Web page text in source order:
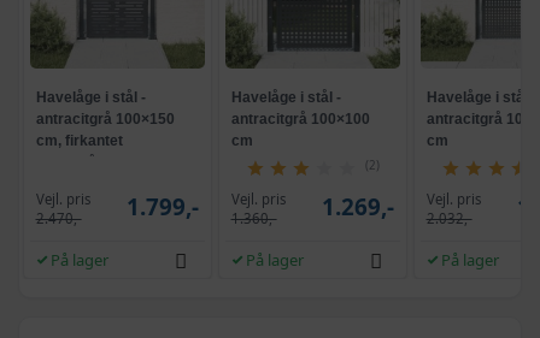
Havelåge i stål -
antracitgrå 100×150
cm, firkantet
laserskåret design
Vejl. pris
2.470,-
1.799,-
På lager
Havelåge i stål -
antracitgrå 100×100
cm
(2)
Vejl. pris
1.360,-
1.269,-
På lager
Havelåge i stål -
antracitgrå
cm
Vejl. pris
2.032,-
På lager